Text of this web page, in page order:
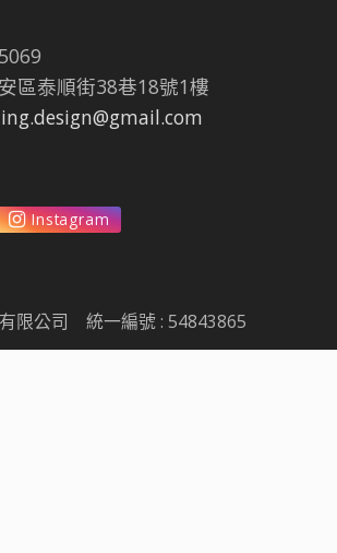
區泰順街38巷18號1樓
限公司 統一編號 : 54843865